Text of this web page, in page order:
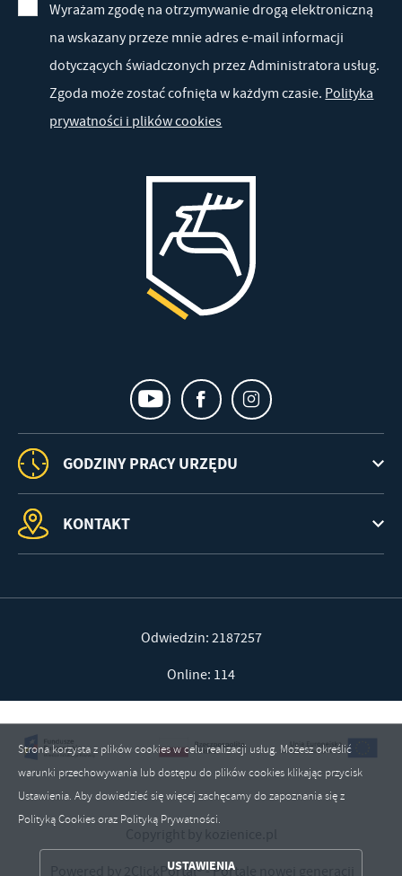
Wyrażam zgodę na otrzymywanie drogą elektroniczną
na wskazany przeze mnie adres e-mail informacji
dotyczących świadczonych przez Administratora usług.
Zgoda może zostać cofnięta w każdym czasie. Polityka
prywatności i plików cookies
GODZINY PRACY URZĘDU
KONTAKT
Odwiedzin: 2187257
Online: 114
2ClickPortal®- Portale nowej generacji
Strona korzysta z plików cookies w celu realizacji usług. Możesz określić
warunki przechowywania lub dostępu do plików cookies klikając przycisk
Ustawienia. Aby dowiedzieć się więcej zachęcamy do zapoznania się z
Polityką Cookies oraz Polityką Prywatności.
USTAWIENIA